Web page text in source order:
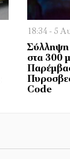
18:34 - 5
Σύλληψη
στα 300
Code